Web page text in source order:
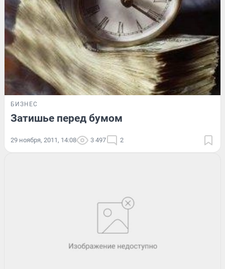
БИЗНЕС
Затишье перед бумом
29 ноября, 2011, 14:08 3 497 2